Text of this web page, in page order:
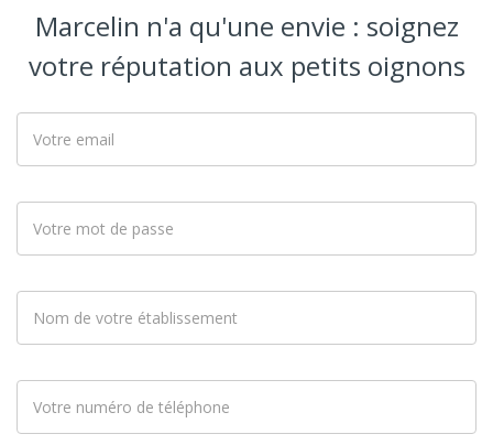
Marcelin n'a qu'une envie : soignez
votre réputation aux petits oignons